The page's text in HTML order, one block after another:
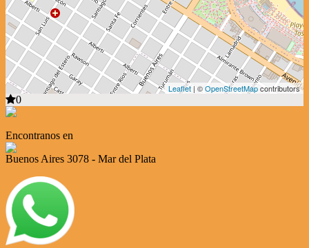
Leaflet | ©OpenStreetMapcontributors
0
Encontranos en
Buenos Aires 3078 - Mar del Plata